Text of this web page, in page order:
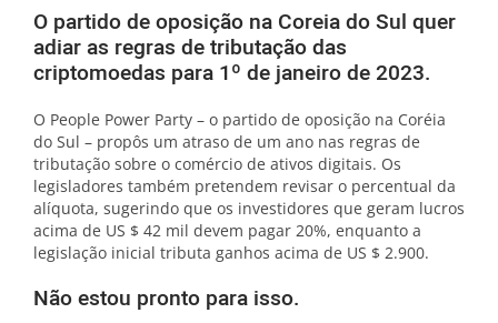
vietnamese
O partido de oposição na Coreia do Sul quer
adiar as regras de tributação das
criptomoedas para 1º de janeiro de 2023.
O People Power Party – o partido de oposição na Coréia
do Sul – propôs um atraso de um ano nas regras de
tributação sobre o comércio de ativos digitais. Os
legisladores também pretendem revisar o percentual da
alíquota, sugerindo que os investidores que geram lucros
acima de US $ 42 mil devem pagar 20%, enquanto a
legislação inicial tributa ganhos acima de US $ 2.900.
Não estou pronto para isso.